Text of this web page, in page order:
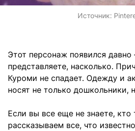
Источник:
Этот персонаж появился
представляете, насколько.
Куроми не спадает. Одежду и
носят не только дошкольники,
Если вы все еще не знаете, кто
рассказываем все, что